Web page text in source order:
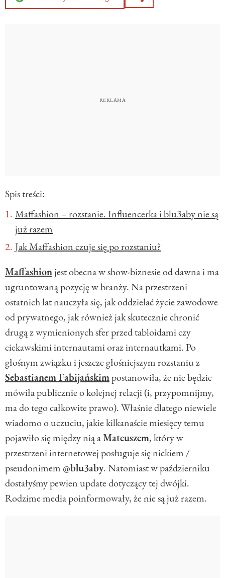
Spis treści:
Maffashion – rozstanie. Influencerka i blu3aby nie są
już razem
Jak Maffashion czuje się po rozstaniu?
Maffashionjest obecna w show-biznesie od dawna i ma
ugruntowaną pozycję w branży. Na przestrzeni
ostatnich lat nauczyła się, jak oddzielać życie zawodowe
od prywatnego, jak również jak skutecznie chronić
drugą z wymienionych sfer przed tabloidami czy
ciekawskimi internautami oraz internautkami. Po
głośnym związku i jeszcze głośniejszym rozstaniu z
Sebastianem Fabijańskimpostanowiła, że nie będzie
mówiła publicznie o kolejnej relacji (i, przypomnijmy,
ma do tego całkowite prawo). Właśnie dlatego niewiele
wiadomo o uczuciu, jakie kilkanaście miesięcy temu
pojawiło się między nią aMateuszem, który w
przestrzeni internetowej posługuje się nickiem /
pseudonimem @blu3aby. Natomiast w październiku
dostałyśmy pewien update dotyczący tej dwójki.
Rodzime media poinformowały, że nie są już razem.